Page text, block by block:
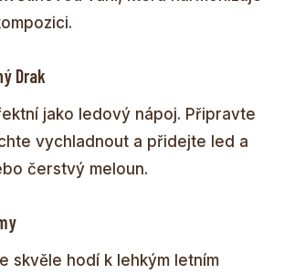
Drak
jako ledový nápoj. Připravte
vychladnout a přidejte led a
čerstvý meloun.
skvěle hodí k lehkým letním